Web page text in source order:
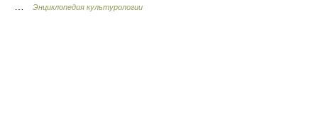
Энциклопедия культурологии